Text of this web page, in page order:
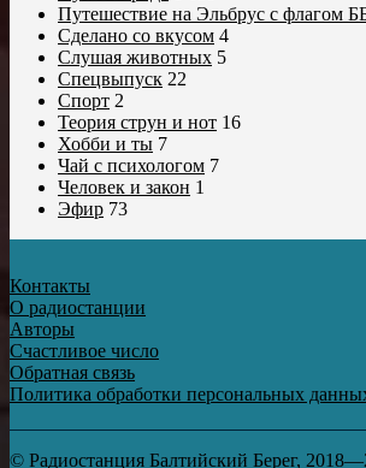
Путешествие на Эльбрус с флагом
Сделано со вкусом 4
Слушая животных 5
Спецвыпуск 22
Спорт 2
Теория струн и нот 16
Хобби и ты 7
Чай с психологом 7
Человек и закон 1
Эфир 73
Контакты
О радиостанции
Авторы
Счастливое число
Обратная связь
Политика обработки персональных
© Радиостанция Балтийский Берег,